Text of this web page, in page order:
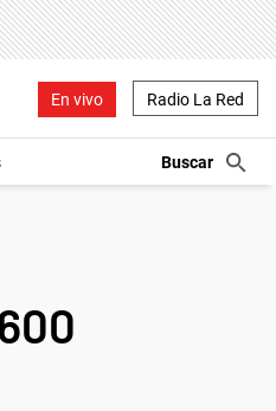
En vivo Radio La Red